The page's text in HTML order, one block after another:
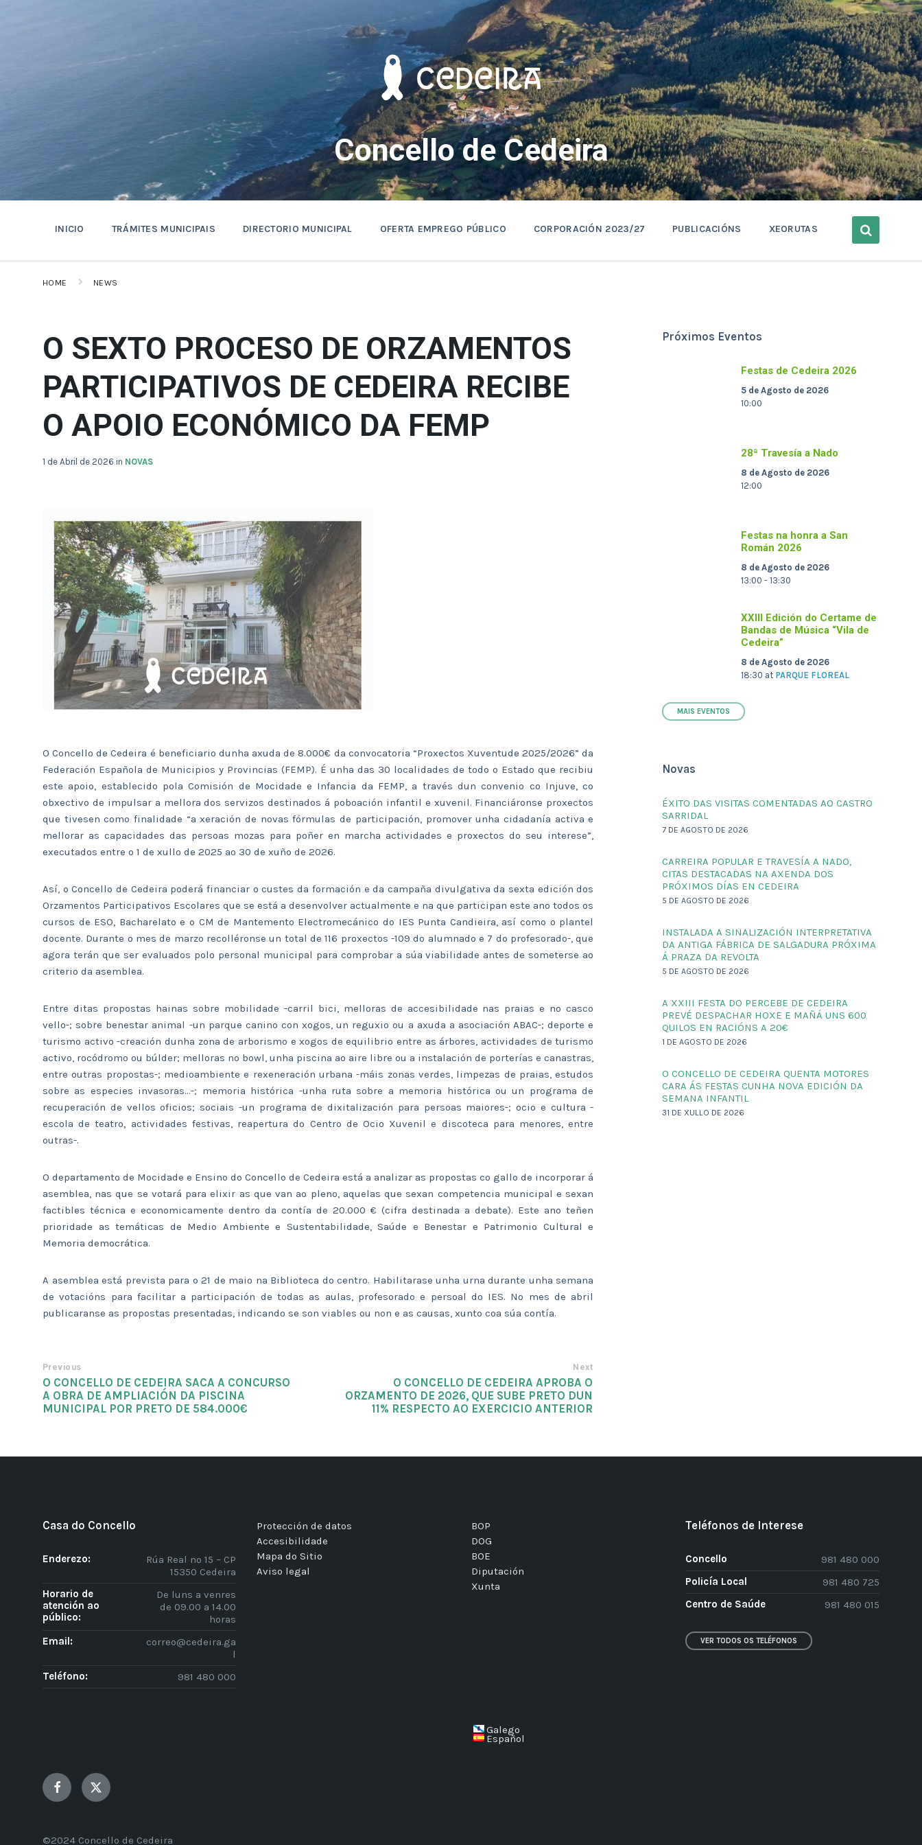
Concello de Cedeira
INICIO TRÁMITES MUNICIPAIS DIRECTORIO MUNICIPAL OFERTA EMPREGO PÚBLICO CORPORACIÓN 2023/27 PUBLICACIÓNS XEORUTAS
HOME NEWS
O SEXTO PROCESO DE ORZAMENTOS
PARTICIPATIVOS DE CEDEIRA RECIBE
O APOIO ECONÓMICO DA FEMP
1 de Abril de 2026 in NOVAS
O Concello de Cedeira é beneficiario dunha axuda de 8.000€ da convocatoria “Proxectos Xuventude 2025/2026” da
Federación Española de Municipios y Provincias (FEMP). É unha das 30 localidades de todo o Estado que recibiu
este apoio, establecido pola Comisión de Mocidade e Infancia da FEMP, a través dun convenio co Injuve, co
obxectivo de impulsar a mellora dos servizos destinados á poboación infantil e xuvenil. Financiáronse proxectos
que tivesen como finalidade “a xeración de novas fórmulas de participación, promover unha cidadanía activa e
mellorar as capacidades das persoas mozas para poñer en marcha actividades e proxectos do seu interese”,
executados entre o 1 de xullo de 2025 ao 30 de xuño de 2026.
Así, o Concello de Cedeira poderá financiar o custes da formación e da campaña divulgativa da sexta edición dos
Orzamentos Participativos Escolares que se está a desenvolver actualmente e na que participan este ano todos os
cursos de ESO, Bacharelato e o CM de Mantemento Electromecánico do IES Punta Candieira, así como o plantel
docente. Durante o mes de marzo recolléronse un total de 116 proxectos -109 do alumnado e 7 do profesorado-, que
agora terán que ser evaluados polo personal municipal para comprobar a súa viabilidade antes de someterse ao
criterio da asemblea.
Entre ditas propostas hainas sobre mobilidade -carril bici, melloras de accesibilidade nas praias e no casco
vello-; sobre benestar animal -un parque canino con xogos, un reguxio ou a axuda a asociación ABAC-; deporte e
turismo activo -creación dunha zona de arborismo e xogos de equilibrio entre as árbores, actividades de turismo
activo, rocódromo ou búlder; melloras no bowl, unha piscina ao aire libre ou a instalación de porterías e canastras,
entre outras propostas-; medioambiente e rexeneración urbana -máis zonas verdes, limpezas de praias, estudos
sobre as especies invasoras…-; memoria histórica -unha ruta sobre a memoria histórica ou un programa de
recuperación de vellos oficios; sociais -un programa de dixitalización para persoas maiores-; ocio e cultura -
escola de teatro, actividades festivas, reapertura do Centro de Ocio Xuvenil e discoteca para menores, entre
outras-.
O departamento de Mocidade e Ensino do Concello de Cedeira está a analizar as propostas co gallo de incorporar á
asemblea, nas que se votará para elixir as que van ao pleno, aquelas que sexan competencia municipal e sexan
factibles técnica e economicamente dentro da contía de 20.000 € (cifra destinada a debate). Este ano teñen
prioridade as temáticas de Medio Ambiente e Sustentabilidade, Saúde e Benestar e Patrimonio Cultural e
Memoria democrática.
A asemblea está prevista para o 21 de maio na Biblioteca do centro. Habilitarase unha urna durante unha semana
de votacións para facilitar a participación de todas as aulas, profesorado e persoal do IES. No mes de abril
publicaranse as propostas presentadas, indicando se son viables ou non e as causas, xunto coa súa contía.
Previous
O CONCELLO DE CEDEIRA SACA A CONCURSO
A OBRA DE AMPLIACIÓN DA PISCINA
MUNICIPAL POR PRETO DE 584.000€
Next
O CONCELLO DE CEDEIRA APROBA O
ORZAMENTO DE 2026, QUE SUBE PRETO DUN
11% RESPECTO AO EXERCICIO ANTERIOR
Próximos Eventos
Festas de Cedeira 2026
5 de Agosto de 2026
10:00
28ª Travesía a Nado
8 de Agosto de 2026
12:00
Festas na honra a San
Román 2026
8 de Agosto de 2026
13:00 - 13:30
XXIII Edición do Certame de
Bandas de Música “Vila de
Cedeira”
8 de Agosto de 2026
18:30 at PARQUE FLOREAL
MAIS EVENTOS
Novas
ÉXITO DAS VISITAS COMENTADAS AO CASTRO
SARRIDAL
7 DE AGOSTO DE 2026
CARREIRA POPULAR E TRAVESÍA A NADO,
CITAS DESTACADAS NA AXENDA DOS
PRÓXIMOS DÍAS EN CEDEIRA
5 DE AGOSTO DE 2026
INSTALADA A SINALIZACIÓN INTERPRETATIVA
DA ANTIGA FÁBRICA DE SALGADURA PRÓXIMA
Á PRAZA DA REVOLTA
5 DE AGOSTO DE 2026
A XXIII FESTA DO PERCEBE DE CEDEIRA
PREVÉ DESPACHAR HOXE E MAÑÁ UNS 600
QUILOS EN RACIÓNS A 20€
1 DE AGOSTO DE 2026
O CONCELLO DE CEDEIRA QUENTA MOTORES
CARA ÁS FESTAS CUNHA NOVA EDICIÓN DA
SEMANA INFANTIL
31 DE XULLO DE 2026
Casa do Concello
Enderezo:
Rúa Real nº 15 – CP
15350 Cedeira
Horario de
atención ao
público:
De luns a venres
de 09.00 a 14.00
horas
Email:
correo@cedeira.ga
l
Teléfono:
981 480 000
Protección de datos
Accesibilidade
Mapa do Sitio
Aviso legal
BOP
DOG
BOE
Diputación
Xunta
Teléfonos de Interese
Concello
981 480 000
Policía Local
981 480 725
Centro de Saúde
981 480 015
VER TODOS OS TELÉFONOS
Galego
Español
Facebook Twitter
©2024 Concello de Cedeira